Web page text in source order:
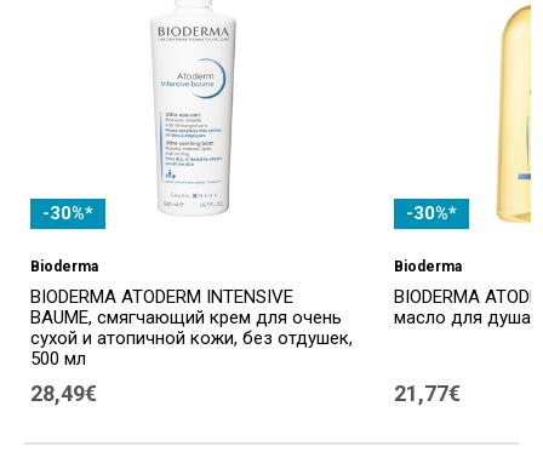
-30%*
Bioderma
BIODERMA ATODERM INTENSIVE
BAUME, смягчающий крем для очень
сухой и атопичной кожи, без отдушек,
500 мл
28,49€
-30%*
Bioderma
BIODERMA
масло для душа,
21,77€